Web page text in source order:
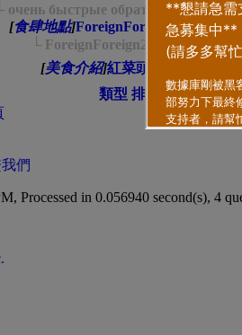
└ очень быстрые обратные ссылки
[食肆地點]
└
[美食介紹]紅菜頭煲湯
類型 排序方式
們
Processed in 0.056940 second(s), 4